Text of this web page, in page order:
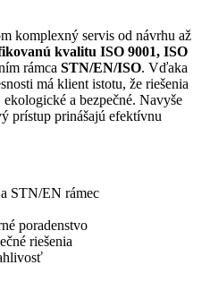
komplexný servis od návrhu až
kvalitu ISO 9001, ISO
rámca STN/EN/ISO. Vďaka
má klient istotu, že riešenia
a bezpečné. Navyše
prístup prinášajú efektívnu
STN/EN rámec
poradenstvo
riešenia